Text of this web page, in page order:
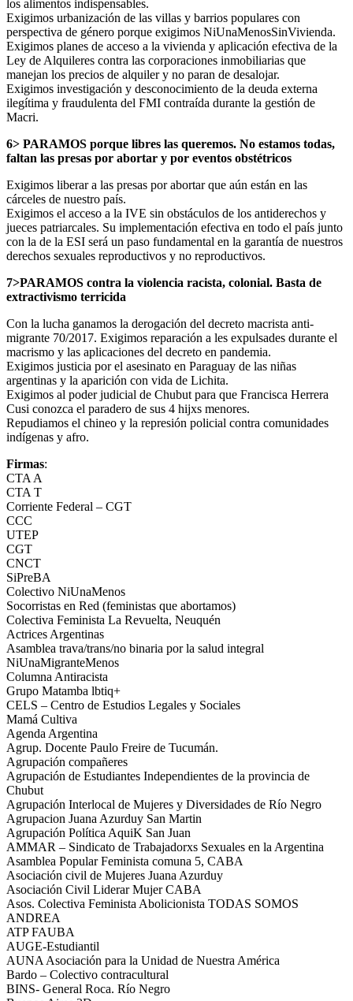
los alimentos indispensables.
Exigimos urbanización de las villas y barrios populares con
perspectiva de género porque exigimos NiUnaMenosSinVivienda.
Exigimos planes de acceso a la vivienda y aplicación efectiva de la
Ley de Alquileres contra las corporaciones inmobiliarias que
manejan los precios de alquiler y no paran de desalojar.
Exigimos investigación y desconocimiento de la deuda externa
ilegítima y fraudulenta del FMI contraída durante la gestión de
Macri.
6> PARAMOS porque libres las queremos. No estamos todas,
faltan las presas por abortar y por eventos obstétricos
Exigimos liberar a las presas por abortar que aún están en las
cárceles de nuestro país.
Exigimos el acceso a la IVE sin obstáculos de los antiderechos y
jueces patriarcales. Su implementación efectiva en todo el país junto
con la de la ESI será un paso fundamental en la garantía de nuestros
derechos sexuales reproductivos y no reproductivos.
7>PARAMOS contra la violencia racista, colonial. Basta de
extractivismo terricida
Con la lucha ganamos la derogación del decreto macrista anti-
migrante 70/2017. Exigimos reparación a les expulsades durante el
macrismo y las aplicaciones del decreto en pandemia.
Exigimos justicia por el asesinato en Paraguay de las niñas
argentinas y la aparición con vida de Lichita.
Exigimos al poder judicial de Chubut para que Francisca Herrera
Cusi conozca el paradero de sus 4 hijxs menores.
Repudiamos el chineo y la represión policial contra comunidades
indígenas y afro.
Firmas:
CTA A
CTA T
Corriente Federal – CGT
CCC
UTEP
CGT
CNCT
SiPreBA
Colectivo NiUnaMenos
Socorristas en Red (feministas que abortamos)
Colectiva Feminista La Revuelta, Neuquén
Actrices Argentinas
Asamblea trava/trans/no binaria por la salud integral
NiUnaMigranteMenos
Columna Antiracista
Grupo Matamba lbtiq+
CELS – Centro de Estudios Legales y Sociales
Mamá Cultiva
Agenda Argentina
Agrup. Docente Paulo Freire de Tucumán.
Agrupación compañeres
Agrupación de Estudiantes Independientes de la provincia de
Chubut
Agrupación Interlocal de Mujeres y Diversidades de Río Negro
Agrupacion Juana Azurduy San Martin
Agrupación Política AquiK San Juan
AMMAR – Sindicato de Trabajadorxs Sexuales en la Argentina
Asamblea Popular Feminista comuna 5, CABA
Asociación civil de Mujeres Juana Azurduy
Asociación Civil Liderar Mujer CABA
Asos. Colectiva Feminista Abolicionista TODAS SOMOS
ANDREA
ATP FAUBA
AUGE-Estudiantil
AUNA Asociación para la Unidad de Nuestra América
Bardo – Colectivo contracultural
BINS- General Roca. Río Negro